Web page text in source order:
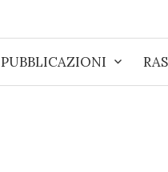
PUBBLICAZIONI